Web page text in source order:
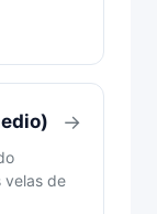
velas de
→